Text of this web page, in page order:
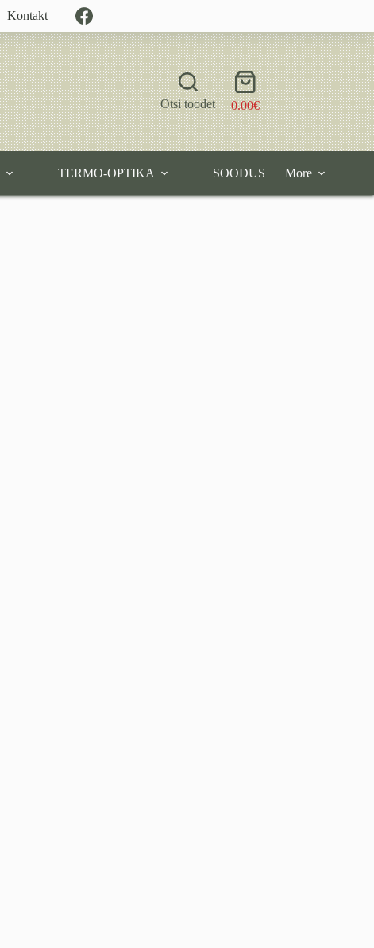
Kontakt
Otsi toodet
Shopping
cart
0.00€
TERMO-OPTIKA SOODUS More